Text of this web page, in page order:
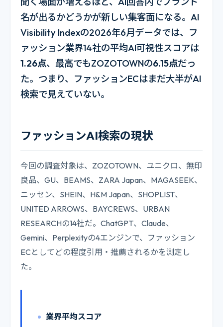
名が出るかどうかが新しい集客面になる。AI
Visibility Indexの2026年6月データでは、フ
ァッション業界14社の平均AI可視性スコアは
1.26点、最高でもZOZOTOWNの6.15点だっ
た。つまり、ファッションECはまだ大半がAI
検索で見えていない。
ファッションAI検索の現状
今回の調査対象は、ZOZOTOWN、ユニクロ、無印
良品、GU、BEAMS、ZARA Japan、MAGASEEK、
ニッセン、SHEIN、H&M Japan、SHOPLIST、
UNITED ARROWS、BAYCREWS、URBAN
RESEARCHの14社だ。ChatGPT、Claude、
Gemini、Perplexityの4エンジンで、ファッション
ECとしてどの程度引用・推薦されるかを測定し
た。
業界平均スコア